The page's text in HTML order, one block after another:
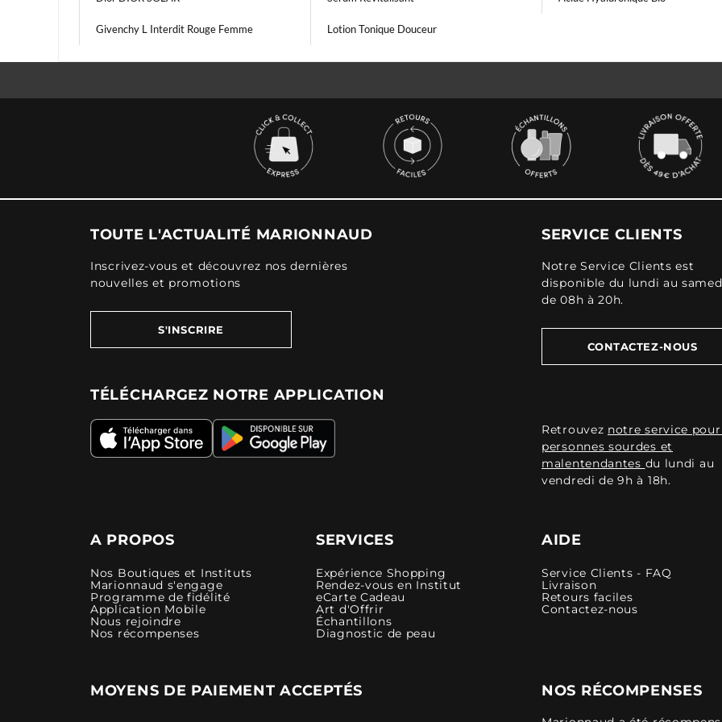
Givenchy L Interdit Rouge Femme Lotion Tonique Douceur
TOUTE L'ACTUALITÉ MARIONNAUD
Inscrivez-vous et découvrez nos dernières
nouvelles et promotions
S'INSCRIRE
TÉLÉCHARGEZ NOTRE APPLICATION
SERVICE CLIENTS
Notre Service Clients est
disponible du lundi au
de 08h à 20h.
CONTACTEZ-NOUS
Retrouvez notre service
personnes sourdes et
malentendantes du lundi au
vendredi de 9h à 18h.
A PROPOS
Nos Boutiques et Instituts
Marionnaud s'engage
Programme de fidélité
Application Mobile
Nous rejoindre
Nos récompenses
SERVICES
Expérience Shopping
Rendez-vous en Institut
eCarte Cadeau
Art d'Offrir
Échantillons
Diagnostic de peau
AIDE
Service Clients - FAQ
Livraison
Retours faciles
Contactez-nous
MOYENS DE PAIEMENT ACCEPTÉS NOS RÉCOMPENSES